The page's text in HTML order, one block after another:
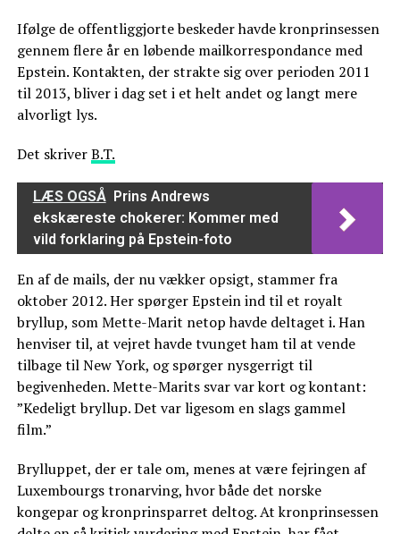
Ifølge de offentliggjorte beskeder havde kronprinsessen
gennem flere år en løbende mailkorrespondance med
Epstein. Kontakten, der strakte sig over perioden 2011
til 2013, bliver i dag set i et helt andet og langt mere
alvorligt lys.
Det skriverB.T.
LÆS OGSÅ Prins Andrews
ekskæreste chokerer: Kommer med
vild forklaring på Epstein-foto
En af de mails, der nu vækker opsigt, stammer fra
oktober 2012. Her spørger Epstein ind til et royalt
bryllup, som Mette-Marit netop havde deltaget i. Han
henviser til, at vejret havde tvunget ham til at vende
tilbage til New York, og spørger nysgerrigt til
begivenheden. Mette-Marits svar var kort og kontant:
”Kedeligt bryllup. Det var ligesom en slags gammel
film.”
Brylluppet, der er tale om, menes at være fejringen af
Luxembourgs tronarving, hvor både det norske
kongepar og kronprinsparret deltog. At kronprinsessen